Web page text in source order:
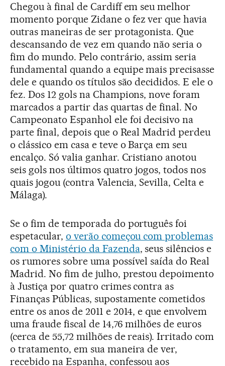
Chegou à final de Cardiff em seu melhor
momento porque Zidane o fez ver que havia
outras maneiras de ser protagonista. Que
descansando de vez em quando não seria o
fim do mundo. Pelo contrário, assim seria
fundamental quando a equipe mais precisasse
dele e quando os títulos são decididos. E ele o
fez. Dos 12 gols na Champions, nove foram
marcados a partir das quartas de final. No
Campeonato Espanhol ele foi decisivo na
parte final, depois que o Real Madrid perdeu
o clássico em casa e teve o Barça em seu
encalço. Só valia ganhar. Cristiano anotou
seis gols nos últimos quatro jogos, todos nos
quais jogou (contra Valencia, Sevilla, Celta e
Málaga).
Se o fim de temporada do português foi
espetacular, o verão começou com problemas
com o Ministério da Fazenda, seus silêncios e
os rumores sobre uma possível saída do Real
Madrid. No fim de julho, prestou depoimento
à Justiça por quatro crimes contra as
Finanças Públicas, supostamente cometidos
entre os anos de 2011 e 2014, e que envolvem
uma fraude fiscal de 14,76 milhões de euros
(cerca de 55,72 milhões de reais). Irritado com
o tratamento, em sua maneira de ver,
recebido na Espanha, confessou aos